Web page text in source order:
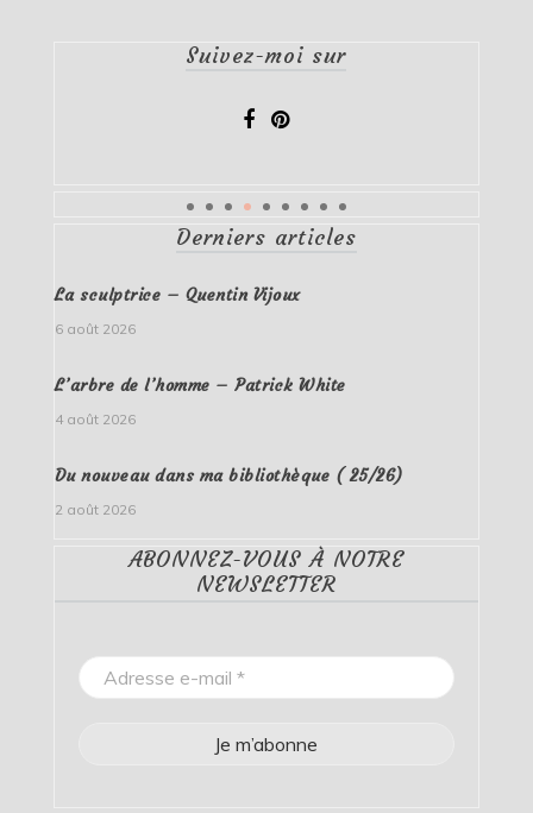
Suivez-moi sur
Derniers articles
La sculptrice – Quentin Vijoux
6 août 2026
L’arbre de l’homme – Patrick White
4 août 2026
Du nouveau dans ma bibliothèque ( 25/26)
2 août 2026
ABONNEZ-VOUS À NOTRE
NEWSLETTER